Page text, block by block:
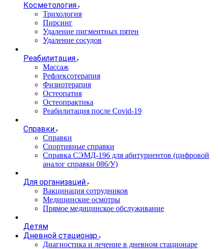
Косметология
Трихология
Пирсинг
Удаление пигментных пятен
Удаление сосудов
Реабилитация
Массаж
Рефлексотерапия
Физиотерапия
Остеопатия
Остеопрактика
Реабилитация после Covid-19
Справки
Справки
Спортивные справки
Справка СЭМД‑196 для абитуриентов (цифровой
аналог справки 086/У)
Для организаций
Вакцинация сотрудников
Медицинские осмотры
Прямое медицинское обслуживание
Детям
Дневной стационар
Диагностика и лечение в дневном стационаре